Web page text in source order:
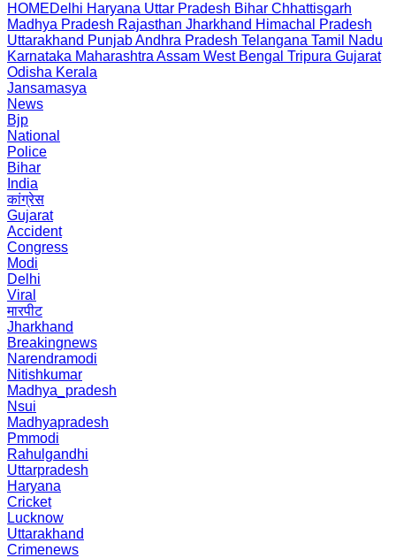
HOMEDelhi Haryana Uttar Pradesh Bihar Chhattisgarh
Madhya Pradesh Rajasthan Jharkhand Himachal Pradesh
Uttarakhand PunjabAndhra Pradesh Telangana Tamil Nadu
Karnataka Maharashtra Assam West Bengal Tripura Gujarat
Odisha Kerala
Jansamasya
News
Bjp
National
Police
Bihar
India
कांग्रेस
Gujarat
Accident
Congress
Modi
Delhi
Viral
मारपीट
Jharkhand
Breakingnews
Narendramodi
Nitishkumar
Madhya_pradesh
Nsui
Madhyapradesh
Pmmodi
Rahulgandhi
Uttarpradesh
Haryana
Cricket
Lucknow
Uttarakhand
Crimenews